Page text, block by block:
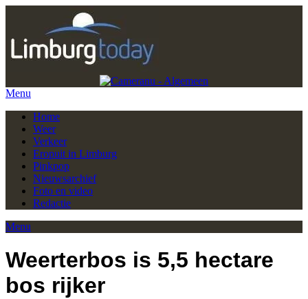
Menu
Home
Weer
Verkeer
Eropuit in Limburg
Pinkpop
Nieuwsarchief
Foto en video
Redactie
Menu
Weerterbos is 5,5 hectare
bos rijker